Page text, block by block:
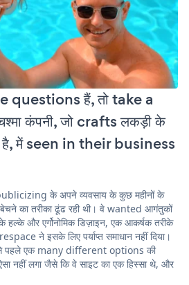
questions हैं, तो take a
कंपनी, जो crafts लकड़ी के
है, में seen in their business
के अपने व्यवसाय के कुछ महीनों के
का तरीका ढूंढ रही थी। वे wanted आगंतुकों
हल्के और एर्गोनोमिक डिज़ाइन, एक आकर्षक तरीके
ने इसके लिए पर्याप्त समाधान नहीं दिया।
पहले एक many different options की
नहीं लगा जैसे कि वे साइट का एक हिस्सा थे, और